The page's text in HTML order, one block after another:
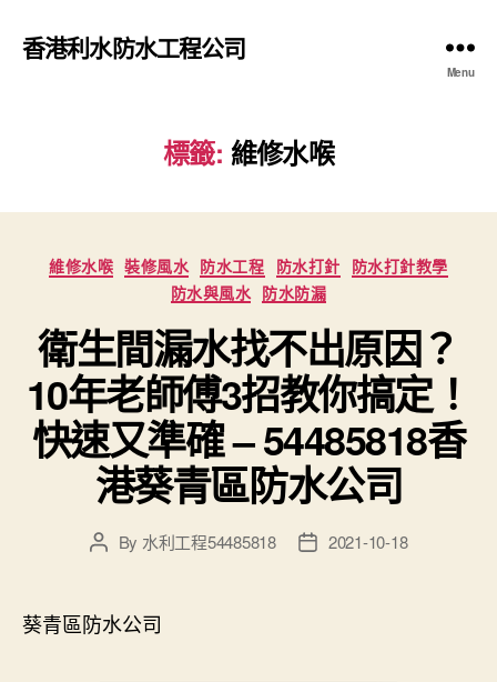
香港利水防水工程公司
Menu
標籤: 維修水喉
Categories
維修水喉 裝修風水 防水工程 防水打針 防水打針教學
防水與風水 防水防漏
衛生間漏水找不出原因？
10年老師傅3招教你搞定！
快速又準確 – 54485818香
港葵青區防水公司
PostBy 水利工程54485818
Post2021-10-18
葵青區防水公司